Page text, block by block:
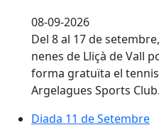
Portes obertes escola
08-09-2026
Del 8 al 17 de
nenes de Lliçà de Vall
forma gratuïta el tennis